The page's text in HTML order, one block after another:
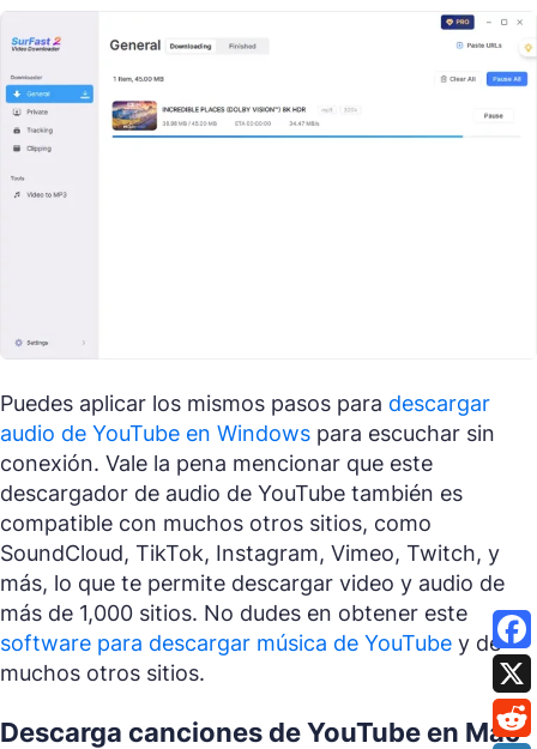
Puedes aplicar los mismos pasos para descargar
audio de YouTube en Windows para escuchar sin
conexión. Vale la pena mencionar que este
descargador de audio de YouTube también es
compatible con muchos otros sitios, como
SoundCloud, TikTok, Instagram, Vimeo, Twitch, y
más, lo que te permite descargar video y audio de
más de 1,000 sitios. No dudes en obtener este
software para descargar música de YouTube y de
muchos otros sitios.
Descarga canciones de YouTube en Mac